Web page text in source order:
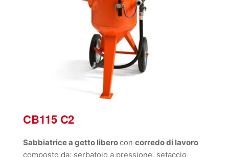
CB115 C2
Sabbiatrice a getto liberocon corredo di lavoro
composto da: serbatoio a pressione, setaccio,